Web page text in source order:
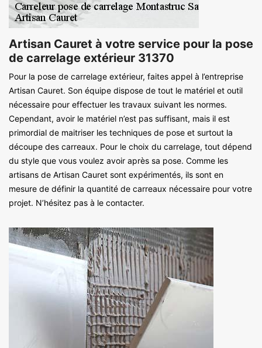
Artisan Cauret à votre service pour la pose
de carrelage extérieur 31370
Pour la pose de carrelage extérieur, faites appel à l’entreprise
Artisan Cauret. Son équipe dispose de tout le matériel et outil
nécessaire pour effectuer les travaux suivant les normes.
Cependant, avoir le matériel n’est pas suffisant, mais il est
primordial de maitriser les techniques de pose et surtout la
découpe des carreaux. Pour le choix du carrelage, tout dépend
du style que vous voulez avoir après sa pose. Comme les
artisans de Artisan Cauret sont expérimentés, ils sont en
mesure de définir la quantité de carreaux nécessaire pour votre
projet. N’hésitez pas à le contacter.